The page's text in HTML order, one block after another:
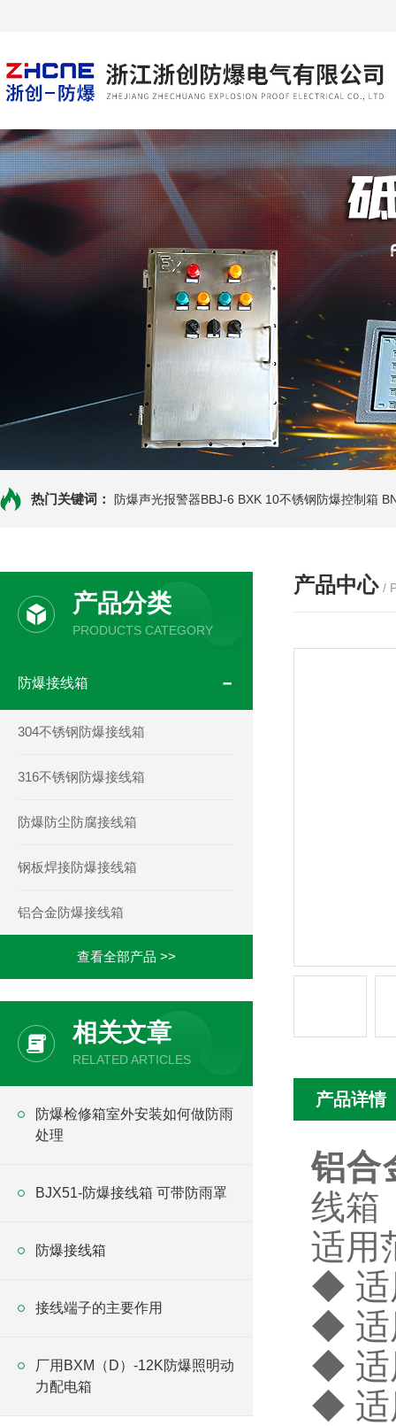
热门关键词： 防爆声光报警器BBJ-6 BXK 10不锈钢防爆控制箱
产品分类
PRODUCTS CATEGORY
防爆接线箱
304不锈钢防爆接线箱
316不锈钢防爆接线箱
防爆防尘防腐接线箱
钢板焊接防爆接线箱
铝合金防爆接线箱
查看全部产品 >>
相关文章
RELATED ARTICLES
防爆检修箱室外安装如何做防雨
处理
BJX51-防爆接线箱 可带防雨罩
防爆接线箱
接线端子的主要作用
厂用BXM（D）-12K防爆照明动
力配电箱
产品中心 /
产品详情
铝合
线箱
适用
◆ 适
◆ 适
◆ 适
◆ 适